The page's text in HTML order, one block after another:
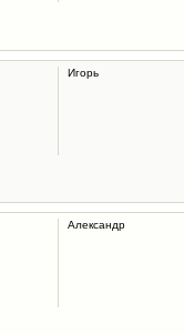
Игорь
Александр